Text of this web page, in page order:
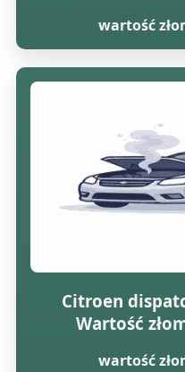
wartość
Citroen
Wartość
wartość